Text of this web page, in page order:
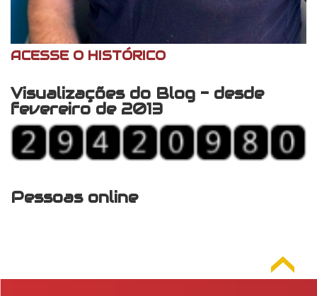
ACESSE O HISTÓRICO
Visualizações do Blog - desde
fevereiro de 2013
Pessoas online